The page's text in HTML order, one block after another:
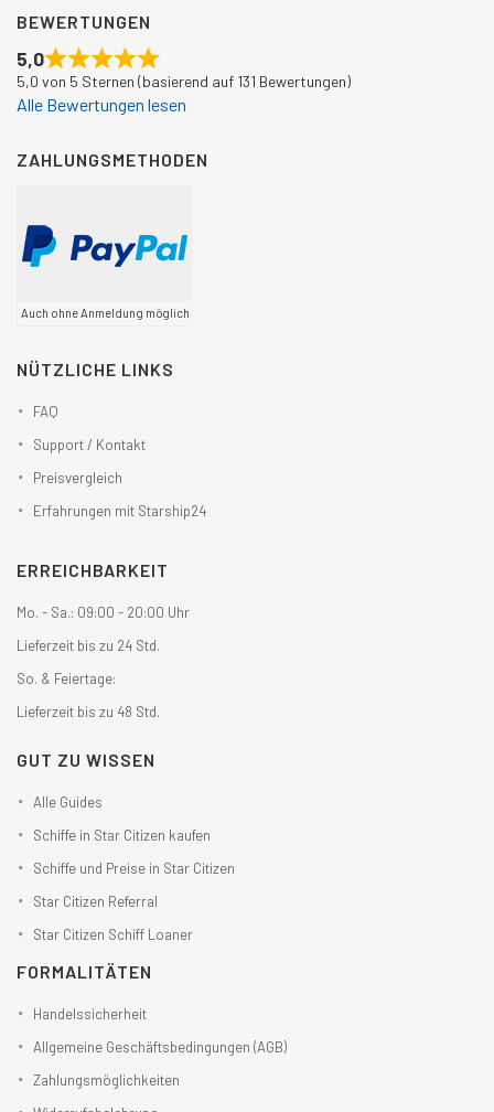
BEWERTUNGEN
5,0
5,0 von 5 Sternen (basierend auf 131 Bewertungen)
Alle Bewertungen lesen
ZAHLUNGSMETHODEN
Auch ohne Anmeldung möglich
NÜTZLICHE LINKS
FAQ
Support / Kontakt
Preisvergleich
Erfahrungen mit Starship24
ERREICHBARKEIT
Mo. - Sa.: 09:00 - 20:00 Uhr
Lieferzeit bis zu 24 Std.
So. & Feiertage:
Lieferzeit bis zu 48 Std.
GUT ZU WISSEN
Alle Guides
Schiffe in Star Citizen kaufen
Schiffe und Preise in Star Citizen
Star Citizen Referral
Star Citizen Schiff Loaner
FORMALITÄTEN
Handelssicherheit
Allgemeine Geschäftsbedingungen (AGB)
Zahlungsmöglichkeiten